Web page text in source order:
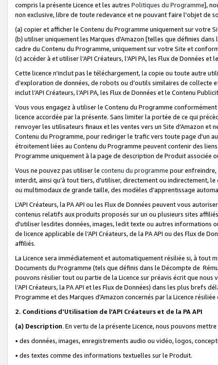
compris la présente Licence et les autres Politiques du Programme],
non exclusive, libre de toute redevance et ne pouvant faire l'objet de
(a) copier et afficher le Contenu du Programme uniquement sur votre
(b) utiliser uniquement les Marques d'Amazon [telles que définies dans
cadre du Contenu du Programme, uniquement sur votre Site et
(c) accéder à et utiliser l’API Créateurs, l’API PA, les Flux de Données
Cette licence n'inclut pas le téléchargement, la copie ou toute autre
d’exploration de données, de robots ou d’outils similaires de
inclut l’API Créateurs, l’API PA, les Flux de Données et le Contenu
Vous vous engagez à utiliser le Contenu du Programme
licence accordée par la présente. Sans limiter la portée de ce qui
renvoyer les utilisateurs finaux et les ventes vers un Site d'Amazon et
Contenu du Programme, pour rediriger le trafic vers toute page d'un
étroitement liées au Contenu du Programme peuvent contenir des
Programme uniquement à la page de description de Produit associée
Vous ne pouvez pas utiliser le contenu du programme pour
interdit, ainsi qu’à tout tiers, d’utiliser, directement ou indirectement,
ou multimodaux de grande taille, des modèles d’apprentissage
L’API Créateurs, la PA API ou les Flux de Données peuvent vous
contenus relatifs aux produits proposés sur un ou plusieurs sites
d'utiliser lesdites données, images, ledit texte ou autres informations
de licence applicable de l’API Créateurs, de la PA API ou des Flux de
affiliés.
La Licence sera immédiatement et automatiquement résiliée si, à
Documents du Programme (tels que définis dans le Décompte de
pouvons résilier tout ou partie de la Licence sur préavis écrit que
l’API Créateurs, la PA API et les Flux de Données) dans les plus
Programme et des Marques d'Amazon concernés par la Licence
2. Conditions d'Utilisation de l’API Créateurs et de la PA API
(a) Description. En vertu de la présente Licence, nous pouvons
• des données, images, enregistrements audio ou vidéo, logos,
• des textes comme des informations textuelles sur le Produit.